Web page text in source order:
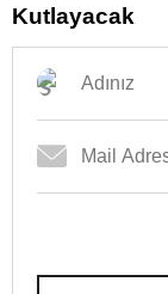
Kutlayacak